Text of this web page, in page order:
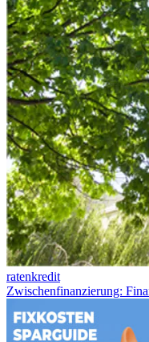
ratenkredit
Zwischenfinanzierung: